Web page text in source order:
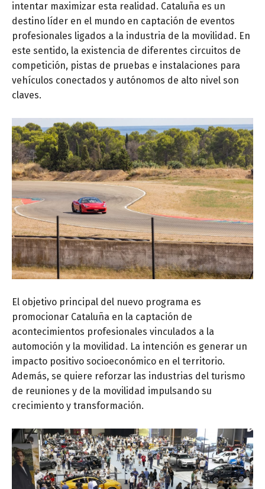
intentar maximizar esta realidad. Cataluña es un
destino líder en el mundo en captación de eventos
profesionales ligados a la industria de la movilidad. En
este sentido, la existencia de diferentes circuitos de
competición, pistas de pruebas e instalaciones para
vehículos conectados y autónomos de alto nivel son
claves.
El objetivo principal del nuevo programa es
promocionar Cataluña en la captación de
acontecimientos profesionales vinculados a la
automoción y la movilidad. La intención es generar un
impacto positivo socioeconómico en el territorio.
Además, se quiere reforzar las industrias del turismo
de reuniones y de la movilidad impulsando su
crecimiento y transformación.